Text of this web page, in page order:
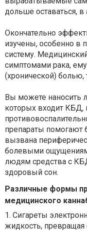
дольше оставаться, в
Окончательно
изучены, особенно в
систему.
симптомами рака,
(хронической) болью,
Вы можете наносить
которых входит КБД,
препараты помогают
вызвана
болевыми
людям средства с
здоровый сон.
Различные формы
медицинского
1. Сигареты
жидкость,